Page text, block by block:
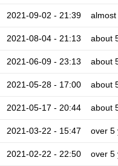
2021-09-02 - 21:39
2021-08-04 - 21:13 about
2021-06-09 - 23:13 about
2021-05-28 - 17:00 about
2021-05-17 - 20:44 about
2021-03-22 - 15:47 over 5
2021-02-22 - 22:50 over 5